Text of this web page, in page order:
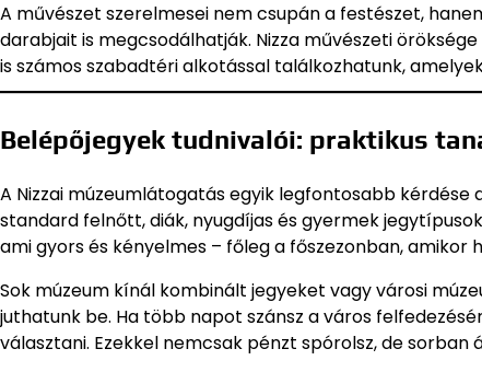
A művészet szerelmesei nem csupán a festészet,
darabjait is megcsodálhatják. Nizza művészeti
is számos szabadtéri alkotással találkozhatunk,
Belépőjegyek tudnivalói: praktikus
A Nizzai múzeumlátogatás egyik legfontosabb
standard felnőtt, diák, nyugdíjas és gyermek
ami gyors és kényelmes – főleg a főszezonban, amikor
Sok múzeum kínál kombinált jegyeket vagy városi
juthatunk be. Ha több napot szánsz a város
választani. Ezekkel nemcsak pénzt spórolsz, de